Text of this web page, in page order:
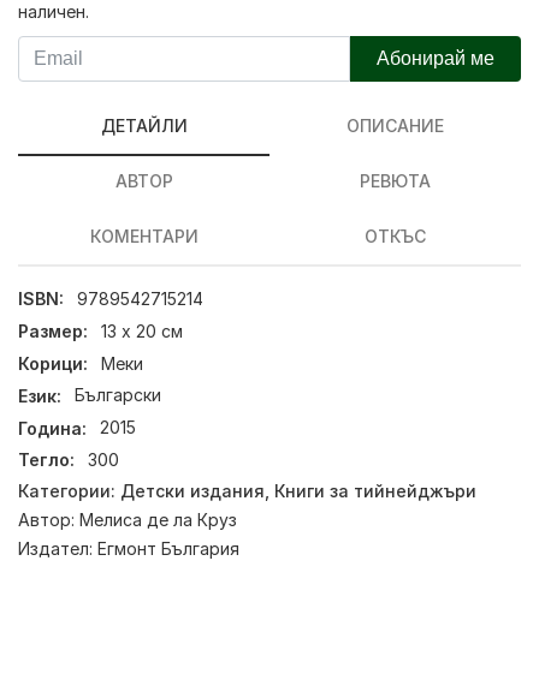
наличен.
Абонирай ме
ДЕТАЙЛИ ОПИСАНИЕ
АВТОР РЕВЮТА
КОМЕНТАРИ ОТКЪС
ISBN:
9789542715214
Размер:
13 x 20 см
Корици:
Меки
Език:
Български
Година:
2015
Тегло:
300
Категории: Детски издания Книги за тийнейджъри
Автор: Мелиса де ла Круз
Издател: Егмонт България